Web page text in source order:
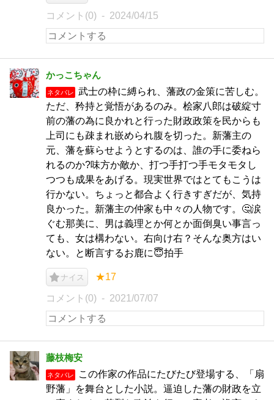
コメント(0) 2024/04/15
かっこちゃん
ネタバレ
武士の枠に縛られ、藩政の金策に苦しむ。
ただ、矜持と覚悟があるのみ。桧家八郎は破綻寸
前の藩の為に良かれと行った財政政策を民からも
上司にも疎まれ嵌められ腹を切った。新藩主の
元、藩を蘇らせようとするのは、誰の手に委ねら
れるのか?味方か敵か、打つ手打つ手モタモタし
つつも成果をあげる。現実世界ではとてもこうは
行かない。ちょっと都合よく行きすぎだが、気持
良かった。新藩主の仲家も中々の人物です。🤔涙
ぐむ那美に、男は義理とか何とか面倒臭い事言っ
ても、女は構わない。右向け右？そんな奥方はい
ない。と断言するお鹿に😇拍手
ナイス ★17
コメント(0) 2021/07/07
藤枝梅安
ネタバレ
この作家の作品にたびたび登場する、「扇
野藩」を舞台とした小説。逼迫した藩の財政を立